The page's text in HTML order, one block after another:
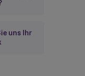
uns Ihr